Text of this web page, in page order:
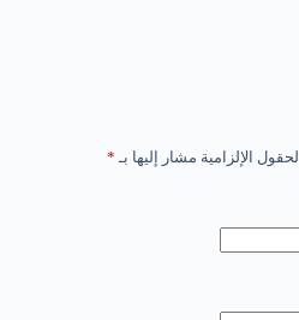
الحقول الإلزامية مشار إليها بـ *